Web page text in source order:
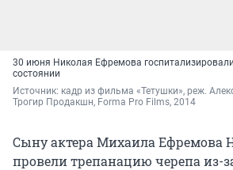
30 июня Николая Ефремова
состоянии
Источник: кадр из фильма «Тетушки», реж.
Трогир Продакшн, Forma Pro Films, 2014
Сыну актера Михаила Ефремова
провели трепанацию черепа из-